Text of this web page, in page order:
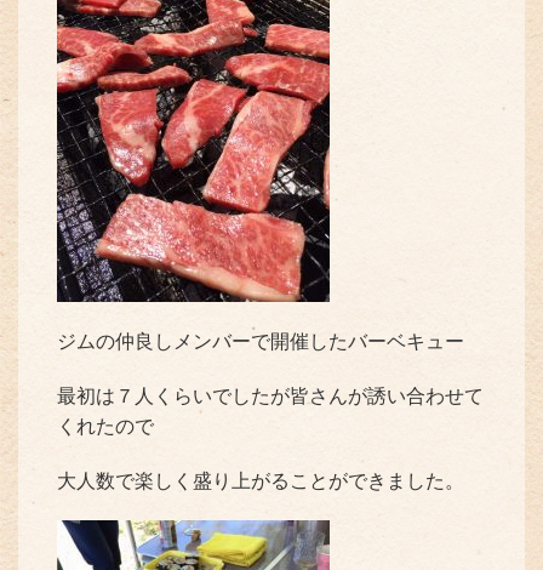
ジムの仲良しメンバーで開催したバーベキュー
最初は７人くらいでしたが皆さんが誘い合わせて
くれたので
大人数で楽しく盛り上がることができました。